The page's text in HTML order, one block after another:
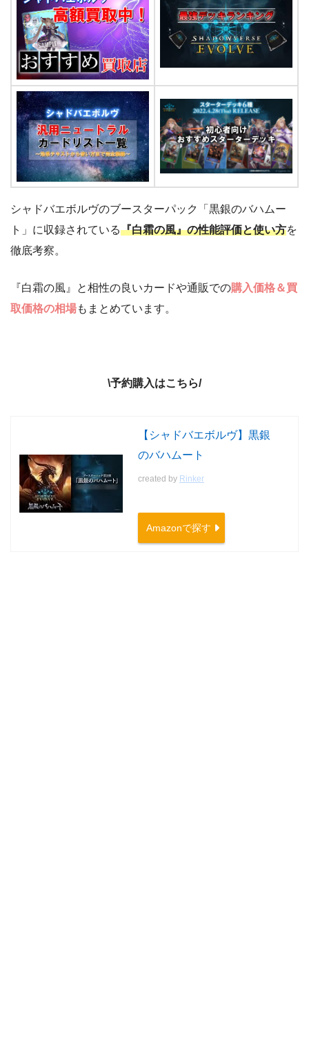
シャドバエボルヴのブースターパック「黒銀のバハムー
ト」に収録されている『白霜の風』の性能評価と使い方を
徹底考察。
『白霜の風』と相性の良いカードや通販での購入価格＆買
取価格の相場もまとめています。
\予約購入はこちら/
【シャドバエボルヴ】黒銀
のバハムート
created by Rinker
Amazonで探す